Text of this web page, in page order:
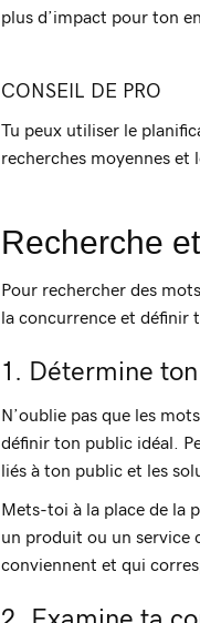
plus d’impact pour ton
CONSEIL DE PRO
Tu peux utiliser le
recherches moyennes et
Recherche
Pour rechercher des
la concurrence et définir
1. Détermine
N’oublie pas que les
définir ton public idéal.
liés à ton public et les
Mets-toi à la place de la
un produit ou un service
conviennent et qui